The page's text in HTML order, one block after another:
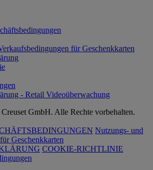
für Geschenkkarten
- Retail Videoüberwachung
GmbH. Alle Rechte vorbehalten.
Nutzungs- und
Geschenkkarten
COOKIE-RICHTLINIE